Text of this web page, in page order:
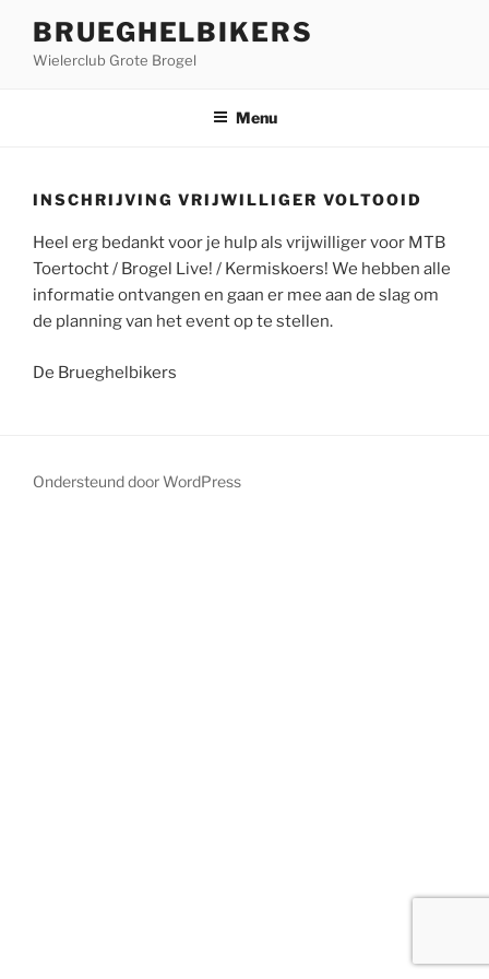
BRUEGHELBIKERS
Wielerclub Grote Brogel
Menu
INSCHRIJVING VRIJWILLIGER VOLTOOID
Heel erg bedankt voor je hulp als vrijwilliger voor MTB
Toertocht / Brogel Live! / Kermiskoers! We hebben alle
informatie ontvangen en gaan er mee aan de slag om
de planning van het event op te stellen.
De Brueghelbikers
Ondersteund door WordPress